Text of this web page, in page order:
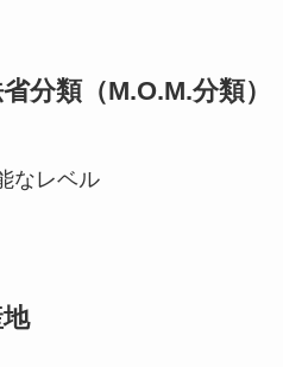
分類（M.O.M.分類）
なレベル